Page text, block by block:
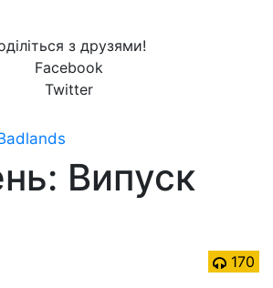
з друзями!
Facebook
Twitter
Випуск
170